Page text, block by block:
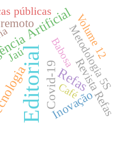
Editorial Refas
Artificial
Covid-19 Revista Refas
Inovação
Jaú
públicas
Metodologia 5S
Volume 12
Babosa
Café